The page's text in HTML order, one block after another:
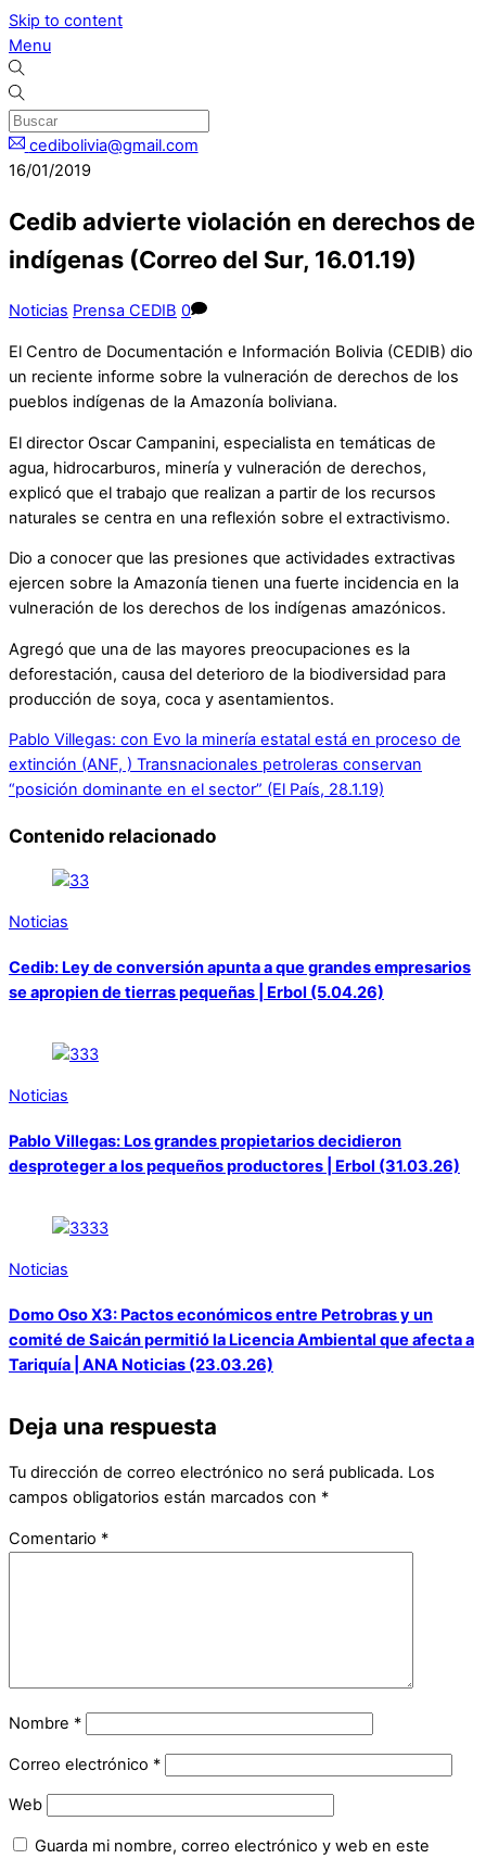
Skip to content
Menu
cedibolivia@gmail.com
16/01/2019
Cedib advierte violación en derechos de
indígenas (Correo del Sur, 16.01.19)
Noticias Prensa CEDIB 0
El Centro de Documentación e Información Bolivia (CEDIB) dio
un reciente informe sobre la vulneración de derechos de los
pueblos indígenas de la Amazonía boliviana.
El director Oscar Campanini, especialista en temáticas de
agua, hidrocarburos, minería y vulneración de derechos,
explicó que el trabajo que realizan a partir de los recursos
naturales se centra en una reflexión sobre el extractivismo.
Dio a conocer que las presiones que actividades extractivas
ejercen sobre la Amazonía tienen una fuerte incidencia en la
vulneración de los derechos de los indígenas amazónicos.
Agregó que una de las mayores preocupaciones es la
deforestación, causa del deterioro de la biodiversidad para
producción de soya, coca y asentamientos.
Pablo Villegas: con Evo la minería estatal está en proceso de
extinción (ANF, ) Transnacionales petroleras conservan
“posición dominante en el sector” (El País, 28.1.19)
Contenido relacionado
Noticias
Cedib: Ley de conversión apunta a que grandes empresarios
se apropien de tierras pequeñas | Erbol (5.04.26)
Noticias
Pablo Villegas: Los grandes propietarios decidieron
desproteger a los pequeños productores | Erbol (31.03.26)
Noticias
Domo Oso X3: Pactos económicos entre Petrobras y un
comité de Saicán permitió la Licencia Ambiental que afecta a
Tariquía | ANA Noticias (23.03.26)
Deja una respuesta
Tu dirección de correo electrónico no será publicada. Los
campos obligatorios están marcados con *
Comentario *
Nombre *
Correo electrónico *
Web
Guarda mi nombre, correo electrónico y web en este